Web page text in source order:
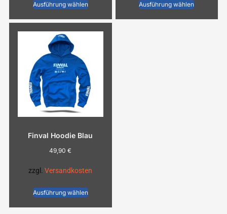
Ausführung wählen Ausführung wählen
Finval Hoodie Blau
49,90€
zzgl.Versandkosten
Ausführung wählen